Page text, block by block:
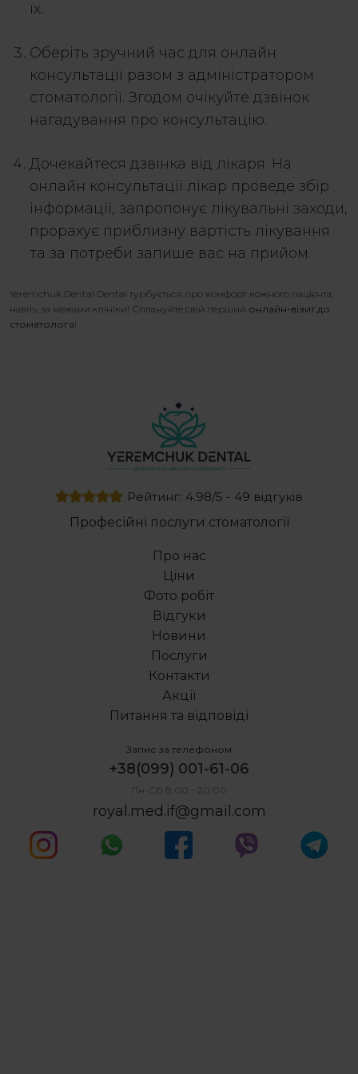
їх.
Оберіть зручний час для онлайн
консультації разом з адміністратором
стоматології. Згодом очікуйте дзвінок
нагадування про консультацію.
Дочекайтеся дзвінка від лікаря. На
онлайн консультації лікар проведе збір
інформації, запропонує лікувальні заходи,
прорахує приблизну вартість лікування
та за потреби запише вас на прийом.
Yeremchuk Dental Dental турбується про комфорт кожного пацієнта,
навіть за межами клініки! Сплануйте свій перший онлайн-візит до
стоматолога!
Рейтинг: 4.98/5 - 49 відгуків
Професійні послуги стоматології
Про нас
Ціни
Фото робіт
Відгуки
Новини
Послуги
Контакти
Акції
Питання та відповіді
Запис за телефоном
+38(099) 001-61-06
Пн-Сб 8:00 - 20:00
royal.med.if@gmail.com